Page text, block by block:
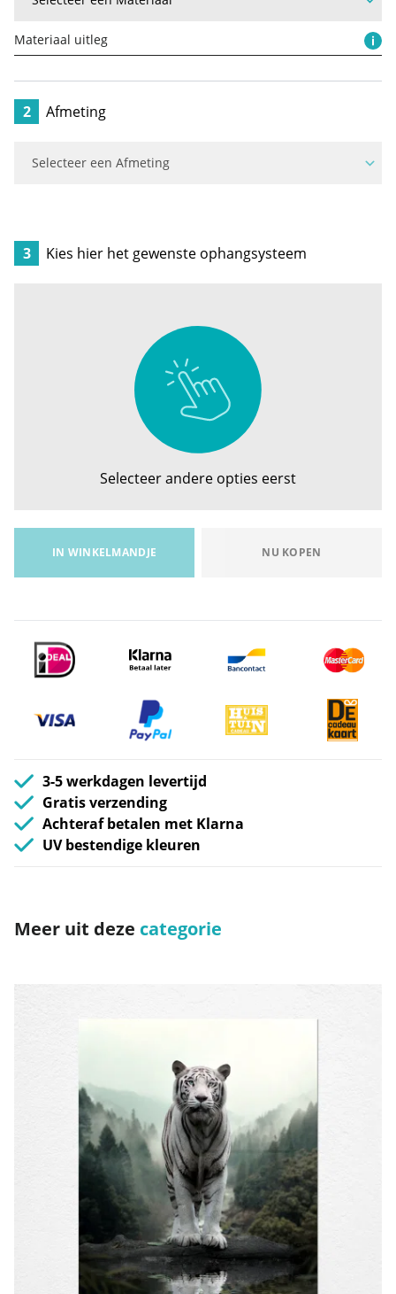
Materiaal uitleg
2 Afmeting
3 Kies hier het gewenste ophangsysteem
Selecteer andere opties eerst
IN WINKELMANDJE NU KOPEN
3-5 werkdagen levertijd
Gratis verzending
Achteraf betalen met Klarna
UV bestendige kleuren
Meer uit deze categorie